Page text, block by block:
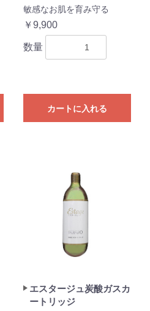
敏感なお肌を育み守る
￥9,900
数量
カートに入れる
エスタージュ炭酸ガスカ
ートリッジ